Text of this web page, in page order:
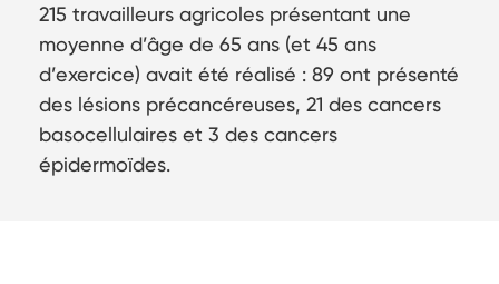
215 travailleurs agricoles présentant une
moyenne d’âge de 65 ans (et 45 ans
d’exercice) avait été réalisé : 89 ont présenté
des lésions précancéreuses, 21 des cancers
basocellulaires et 3 des cancers
épidermoïdes.